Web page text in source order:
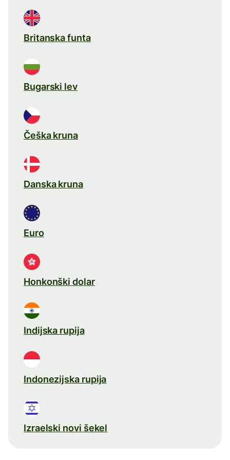
Britanska funta
Bugarski lev
Češka kruna
Danska kruna
Euro
Honkonški dolar
Indijska rupija
Indonezijska rupija
Izraelski novi šekel